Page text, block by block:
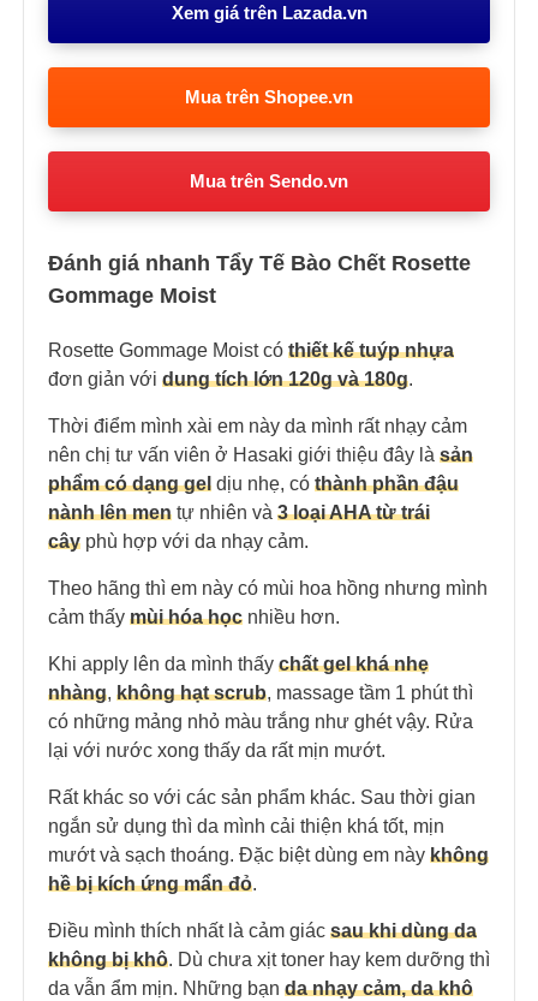
Xem giá trên Lazada.vn
Mua trên Shopee.vn
Mua trên Sendo.vn
Đánh giá nhanh Tẩy Tế Bào Chết Rosette
Gommage Moist
Rosette Gommage Moist có thiết kế tuýp nhựa
đơn giản với dung tích lớn 120g và 180g.
Thời điểm mình xài em này da mình rất nhạy cảm
nên chị tư vấn viên ở Hasaki giới thiệu đây là sản
phẩm có dạng gel dịu nhẹ, có thành phần đậu
nành lên men tự nhiên và 3 loại AHA từ trái
cây phù hợp với da nhạy cảm.
Theo hãng thì em này có mùi hoa hồng nhưng mình
cảm thấy mùi hóa học nhiều hơn.
Khi apply lên da mình thấy chất gel khá nhẹ
nhàng, không hạt scrub, massage tầm 1 phút thì
có những mảng nhỏ màu trắng như ghét vậy. Rửa
lại với nước xong thấy da rất mịn mướt.
Rất khác so với các sản phẩm khác. Sau thời gian
ngắn sử dụng thì da mình cải thiện khá tốt, mịn
mướt và sạch thoáng. Đặc biệt dùng em này không
hề bị kích ứng mẩn đỏ.
Điều mình thích nhất là cảm giác sau khi dùng da
không bị khô. Dù chưa xịt toner hay kem dưỡng thì
da vẫn ẩm mịn. Những bạn da nhạy cảm, da khô